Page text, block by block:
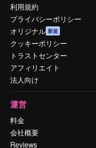
利用規約
プライバシーポリシー
オリジナル 新規
クッキーポリシー
トラストセンター
アフィリエイト
法人向け
運営
料金
会社概要
Reviews